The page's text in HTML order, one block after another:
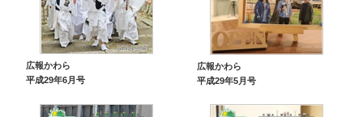
広報かわら
平成29年6月号
広報かわら
平成29年5月号